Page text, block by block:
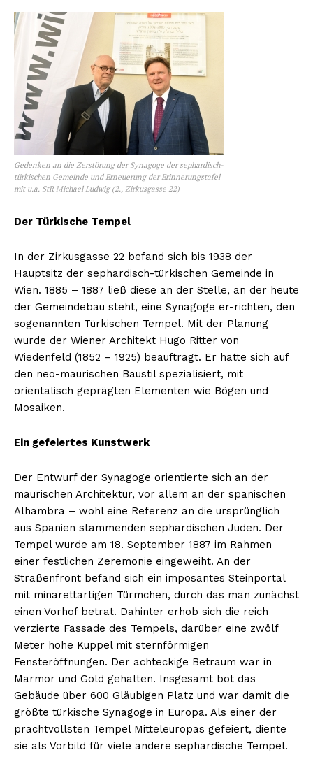
Gedenken an die Zerstörung der Synagoge der sephardisch-
türkischen Gemeinde und Erneuerung der Erinnerungstafel
mit u.a. StR Michael Ludwig (2., Zirkusgasse 22)
Der Türkische Tempel
In der Zirkusgasse 22 befand sich bis 1938 der
Hauptsitz der sephardisch-türkischen Gemeinde in
Wien. 1885 – 1887 ließ diese an der Stelle, an der heute
der Gemeindebau steht, eine Synagoge er-richten, den
sogenannten Türkischen Tempel. Mit der Planung
wurde der Wiener Architekt Hugo Ritter von
Wiedenfeld (1852 – 1925) beauftragt. Er hatte sich auf
den neo-maurischen Baustil spezialisiert, mit
orientalisch geprägten Elementen wie Bögen und
Mosaiken.
Ein gefeiertes Kunstwerk
Der Entwurf der Synagoge orientierte sich an der
maurischen Architektur, vor allem an der spanischen
Alhambra – wohl eine Referenz an die ursprünglich
aus Spanien stammenden sephardischen Juden. Der
Tempel wurde am 18. September 1887 im Rahmen
einer festlichen Zeremonie eingeweiht. An der
Straßenfront befand sich ein imposantes Steinportal
mit minarettartigen Türmchen, durch das man zunächst
einen Vorhof betrat. Dahinter erhob sich die reich
verzierte Fassade des Tempels, darüber eine zwölf
Meter hohe Kuppel mit sternförmigen
Fensteröffnungen. Der achteckige Betraum war in
Marmor und Gold gehalten. Insgesamt bot das
Gebäude über 600 Gläubigen Platz und war damit die
größte türkische Synagoge in Europa. Als einer der
prachtvollsten Tempel Mitteleuropas gefeiert, diente
sie als Vorbild für viele andere sephardische Tempel.